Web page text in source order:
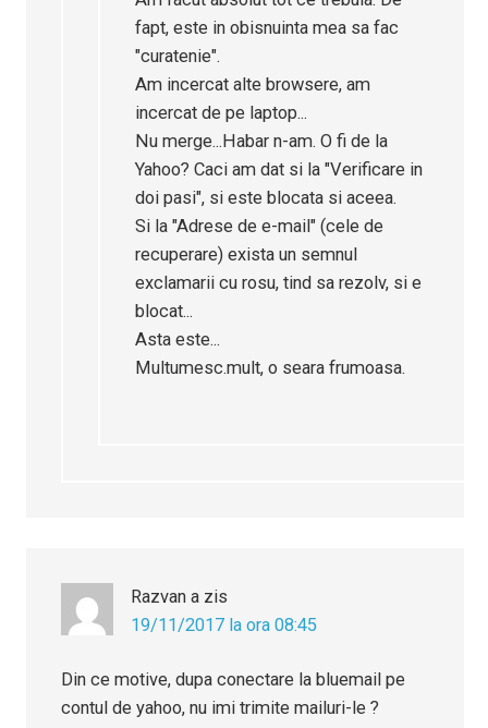
fapt, este in obisnuinta mea sa fac
"curatenie".
Am incercat alte browsere, am
incercat de pe laptop...
Nu merge...Habar n-am. O fi de la
Yahoo? Caci am dat si la "Verificare in
doi pasi", si este blocata si aceea.
Si la "Adrese de e-mail" (cele de
recuperare) exista un semnul
exclamarii cu rosu, tind sa rezolv, si e
blocat...
Asta este...
Multumesc.mult, o seara frumoasa.
Razvan a zis
19/11/2017 la ora 08:45
Din ce motive, dupa conectare la bluemail pe
contul de yahoo, nu imi trimite mailuri-le ?